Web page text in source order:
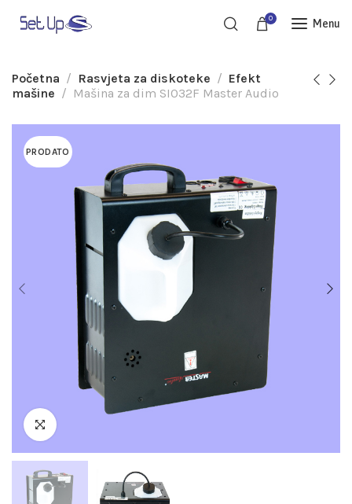
0 Menu
Početna Rasvjeta za diskoteke
Efekt
mašine
Mašina za dim SI032F Master Audio
PRODATO